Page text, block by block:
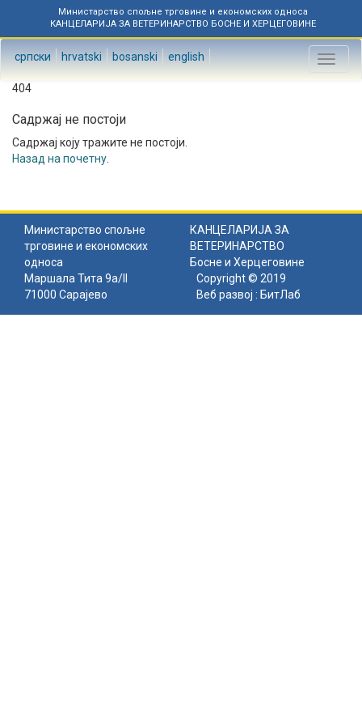
Министарство спољне трговине и економских односа
КАНЦЕЛАРИЈА ЗА ВЕТЕРИНАРСТВО БОСНЕ И ХЕРЦЕГОВИНЕ
српски hrvatski bosanski english
Toggle
404
Садржај не постоји
Садржај коју тражите не постоји.
Назад на почетну
Министарство спољне
трговине и економских
односа
КАНЦЕЛАРИЈА ЗА
ВЕТЕРИНАРСТВО
Босне и Херцеговине
Маршала Тита 9а/II
71000 Сарајево
Copyright © 2019
Веб развој : БитЛаб